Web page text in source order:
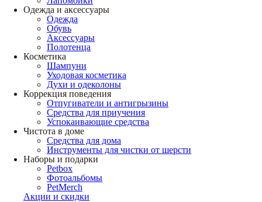
Одежда и аксессуары
Одежда
Обувь
Аксессуары
Полотенца
Косметика
Шампуни
Уходовая косметика
Духи и одеколоны
Коррекция поведения
Отпугиватели и антигрызины
Средства для приучения
Успокаивающие средства
Чистота в доме
Средства для дома
Инструменты для чистки от шерсти
Наборы и подарки
Petbox
Фотоальбомы
PetMerch
Акции и скидки